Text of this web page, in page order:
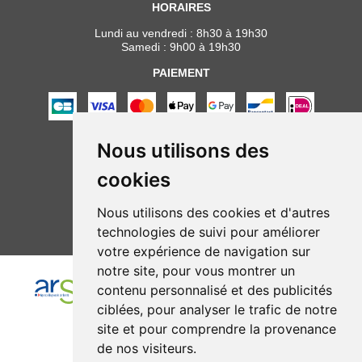
Nous utilisons des
cookies
Nous utilisons des cookies et d'autres
technologies de suivi pour améliorer
votre expérience de navigation sur
notre site, pour vous montrer un
contenu personnalisé et des publicités
ciblées, pour analyser le trafic de notre
site et pour comprendre la provenance
de nos visiteurs.
HORAIRES
Lundi au vendredi : 8h30 à 19h30
Samedi : 9h00 à 19h30
PAIEMENT
NOUS SUIVRE